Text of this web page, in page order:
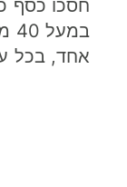
אחד, בכל